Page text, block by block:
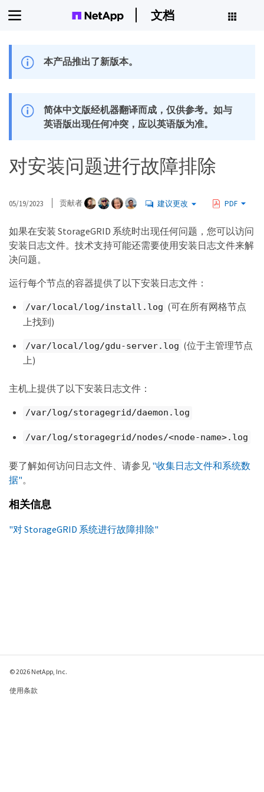
文档
本产品推出了新版本。
简体中文版经机器翻译而成，仅供参考。如与
英语版出现任何冲突，应以英语版为准。
对安装问题进行故障排除
05/19/2023 贡献者 建议更改 PDF
如果在安装 StorageGRID 系统时出现任何问题，您可以访问
安装日志文件。技术支持可能还需要使用安装日志文件来解
决问题。
运行每个节点的容器提供了以下安装日志文件：
/var/local/log/install.log (可在所有网格节点
上找到)
/var/local/log/gdu-server.log (位于主管理节点
上)
主机上提供了以下安装日志文件：
/var/log/storagegrid/daemon.log
/var/log/storagegrid/nodes/<node-name>.log
要了解如何访问日志文件、请参见 "收集日志文件和系统数
据"。
相关信息
"对 StorageGRID 系统进行故障排除"
© 2026 NetApp, Inc.
使用条款